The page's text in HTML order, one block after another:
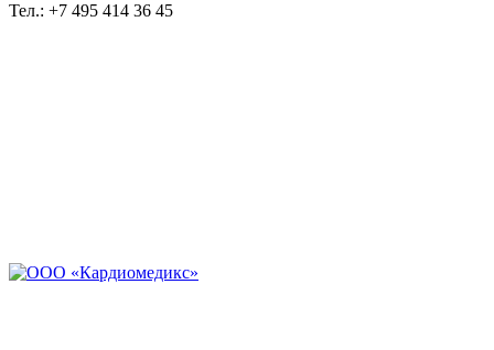
Тел.: +7 495 414 36 45